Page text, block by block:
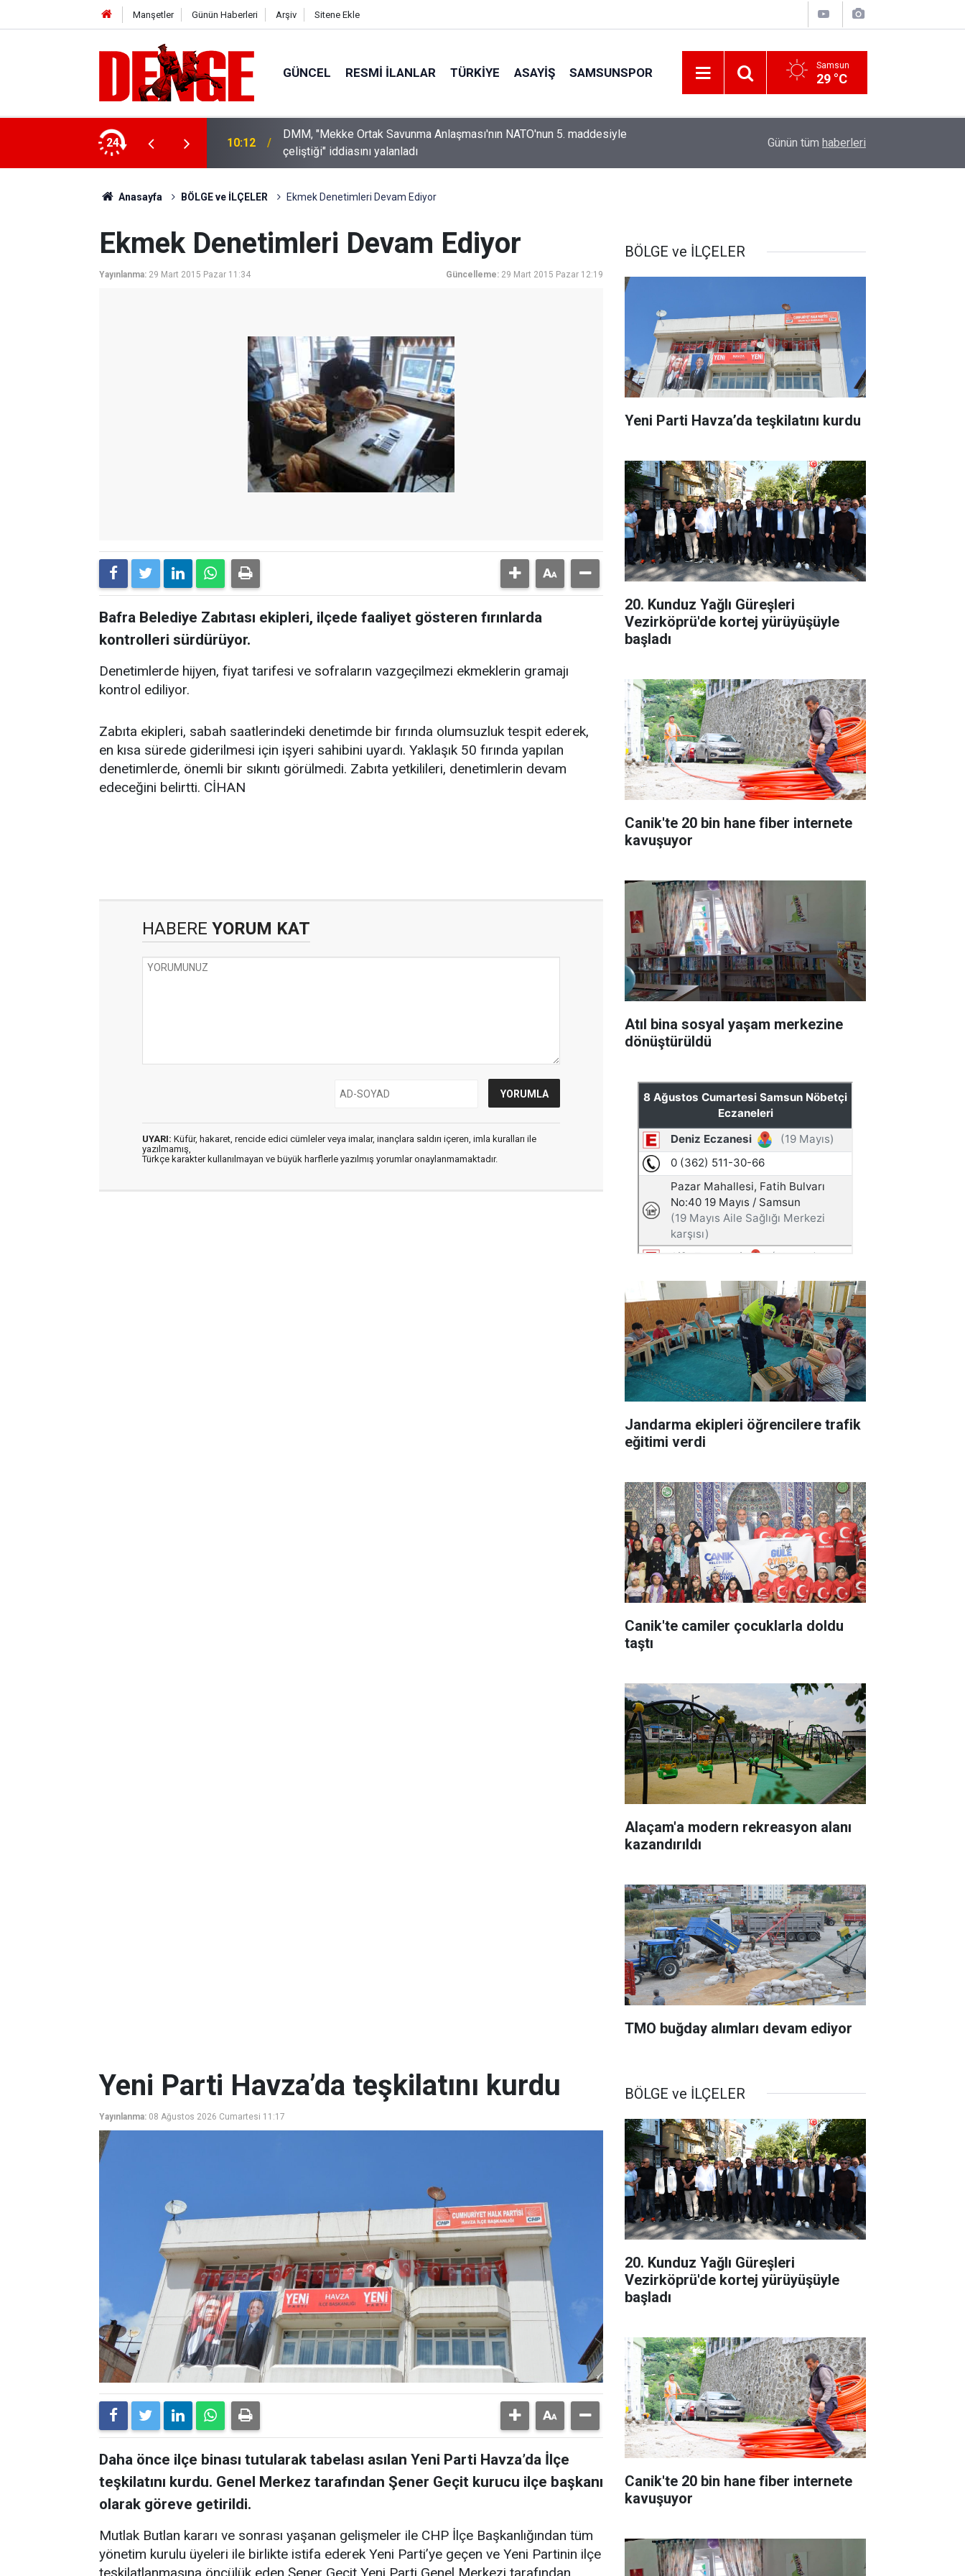
Manşetler Günün Haberleri Arşiv Sitene Ekle
GÜNCEL RESMI İLANLAR TÜRKİYE ASAYİŞ SAMSUNSPOR Samsun
29 °C
24 10:12
DMM, "Mekke Ortak Savunma Anlaşması'nın NATO'nun 5. maddesiyle
çeliştiği" iddiasını yalanladı
Küresel gıda fiyatları 3,5 yılın zirvesinde
Günün tüm haberleri
Anasayfa BÖLGE ve İLÇELER Ekmek Denetimleri Devam Ediyor
Ekmek Denetimleri Devam Ediyor
Yayınlanma: 29 Mart 2015 Pazar 11:34 Güncelleme: 29 Mart 2015 Pazar 12:19
Bafra Belediye Zabıtası ekipleri, ilçede faaliyet gösteren fırınlarda
kontrolleri sürdürüyor.
Denetimlerde hijyen, fiyat tarifesi ve sofraların vazgeçilmezi ekmeklerin gramajı
kontrol ediliyor.
Zabıta ekipleri, sabah saatlerindeki denetimde bir fırında olumsuzluk tespit ederek,
en kısa sürede giderilmesi için işyeri sahibini uyardı. Yaklaşık 50 fırında yapılan
denetimlerde, önemli bir sıkıntı görülmedi. Zabıta yetkilileri, denetimlerin devam
edeceğini belirtti. CİHAN
HABERE YORUM KAT
UYARI: Küfür, hakaret, rencide edici cümleler veya imalar, inançlara saldırı içeren, imla kuralları ile
yazılmamış,
Türkçe karakter kullanılmayan ve büyük harflerle yazılmış yorumlar onaylanmamaktadır.
BÖLGE ve İLÇELER
Yeni Parti Havza’da teşkilatını kurdu
20. Kunduz Yağlı Güreşleri
Vezirköprü'de kortej yürüyüşüyle
başladı
Canik'te 20 bin hane fiber internete
kavuşuyor
Atıl bina sosyal yaşam merkezine
dönüştürüldü
Jandarma ekipleri öğrencilere trafik
eğitimi verdi
Canik'te camiler çocuklarla doldu
taştı
Alaçam'a modern rekreasyon alanı
kazandırıldı
TMO buğday alımları devam ediyor
Yeni Parti Havza’da teşkilatını kurdu
Yayınlanma: 08 Ağustos 2026 Cumartesi 11:17
Daha önce ilçe binası tutularak tabelası asılan Yeni Parti Havza’da İlçe
teşkilatını kurdu. Genel Merkez tarafından Şener Geçit kurucu ilçe başkanı
olarak göreve getirildi.
Mutlak Butlan kararı ve sonrası yaşanan gelişmeler ile CHP İlçe Başkanlığından tüm
yönetim kurulu üyeleri ile birlikte istifa ederek Yeni Parti’ye geçen ve Yeni Partinin ilçe
teşkilatlanmasına öncülük eden Şener Geçit Yeni Parti Genel Merkezi tarafından
BÖLGE ve İLÇELER
20. Kunduz Yağlı Güreşleri
Vezirköprü'de kortej yürüyüşüyle
başladı
Canik'te 20 bin hane fiber internete
kavuşuyor